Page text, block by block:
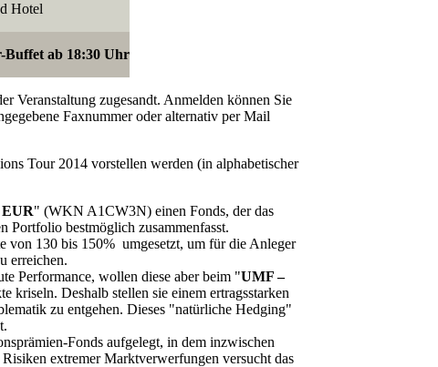
Hotel
Buffet ab 18:30 Uhr
Veranstaltung zugesandt. Anmelden können Sie
Faxnummer oder alternativ per Mail
Tour 2014 vorstellen werden (in alphabetischer
" (WKN A1CW3N) einen Fonds, der das
Portfolio bestmöglich zusammenfasst.
von 130 bis 150% umgesetzt, um für die Anleger
erreichen.
Performance, wollen diese aber beim "UMF –
Deshalb stellen sie einem ertragsstarken
zu entgehen. Dieses "natürliche Hedging"
Fonds aufgelegt, in dem inzwischen
extremer Marktverwerfungen versucht das